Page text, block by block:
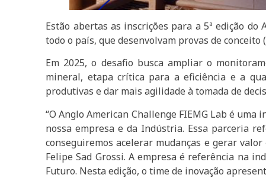
Estão abertas as inscrições para a 5ª edição
todo o país, que desenvolvam provas de
Em 2025, o desafio busca ampliar o
mineral, etapa crítica para a eficiência e a
produtivas e dar mais agilidade à tomada de
“O Anglo American Challenge FIEMG Lab é
nossa empresa e da Indústria. Essa parceria
conseguiremos acelerar mudanças e gerar
Felipe Sad Grossi. A empresa é referência na
Futuro. Nesta edição, o time de inovação